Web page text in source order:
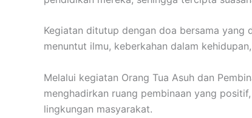
Kegiatan ditutup dengan doa bersama
menuntut ilmu, keberkahan dalam
Melalui kegiatan Orang Tua Asuh dan
menghadirkan ruang pembinaan yang
lingkungan masyarakat.